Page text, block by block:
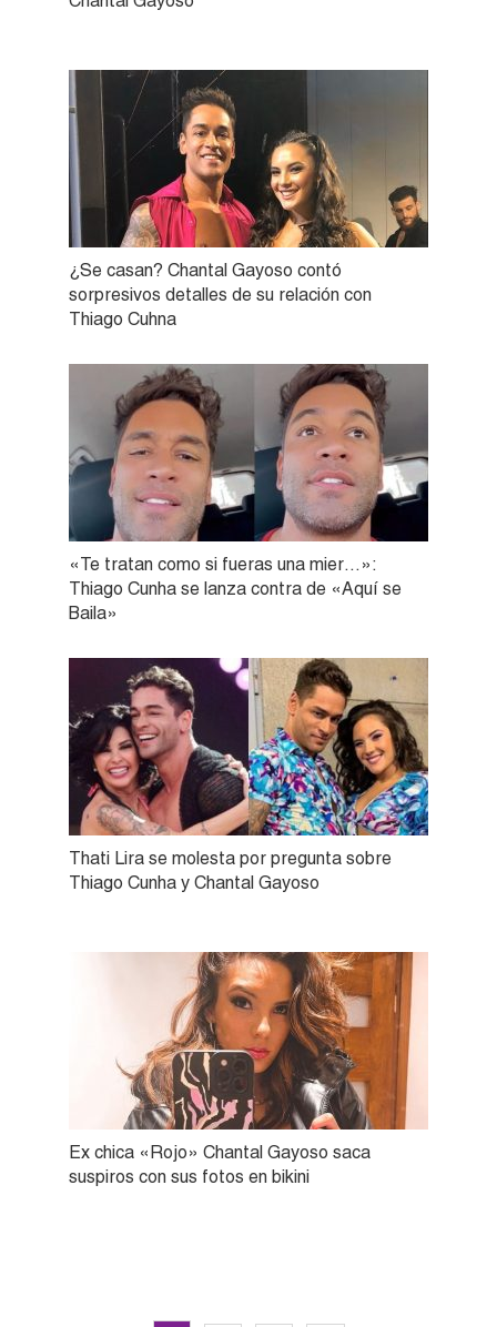
¿Se casan? Chantal Gayoso contó
sorpresivos detalles de su relación con
Thiago Cuhna
«Te tratan como si fueras una mier…»:
Thiago Cunha se lanza contra de «Aquí se
Baila»
Thati Lira se molesta por pregunta sobre
Thiago Cunha y Chantal Gayoso
Ex chica «Rojo» Chantal Gayoso saca
suspiros con sus fotos en bikini